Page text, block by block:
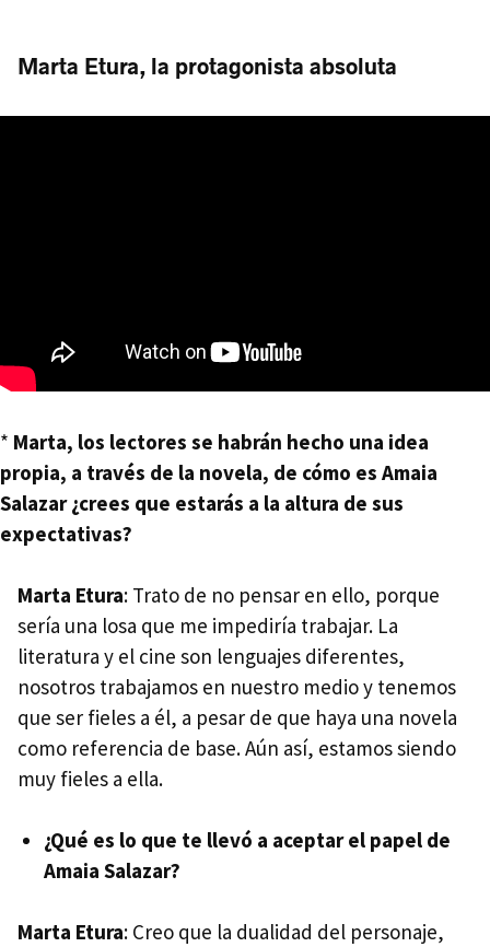
Marta Etura, la protagonista absoluta
* Marta, los lectores se habrán hecho una idea
propia, a través de la novela, de cómo es Amaia
Salazar ¿crees que estarás a la altura de sus
expectativas?
Marta Etura: Trato de no pensar en ello, porque
sería una losa que me impediría trabajar. La
literatura y el cine son lenguajes diferentes,
nosotros trabajamos en nuestro medio y tenemos
que ser fieles a él, a pesar de que haya una novela
como referencia de base. Aún así, estamos siendo
muy fieles a ella.
¿Qué es lo que te llevó a aceptar el papel de
Amaia Salazar?
Marta Etura: Creo que la dualidad del personaje,